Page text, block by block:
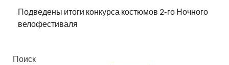
Подведены итоги конкурса костюмов 2-го Ночного
велофестиваля
Поиск